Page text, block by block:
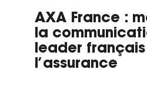
AXA France :
la
leader
l’assurance